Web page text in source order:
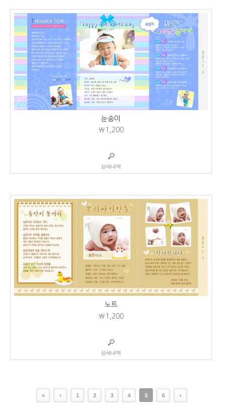
눈송이
₩1,200
상세내역
노트
₩1,200
상세내역
« ‹ 1 2 3 4 5 6 ›